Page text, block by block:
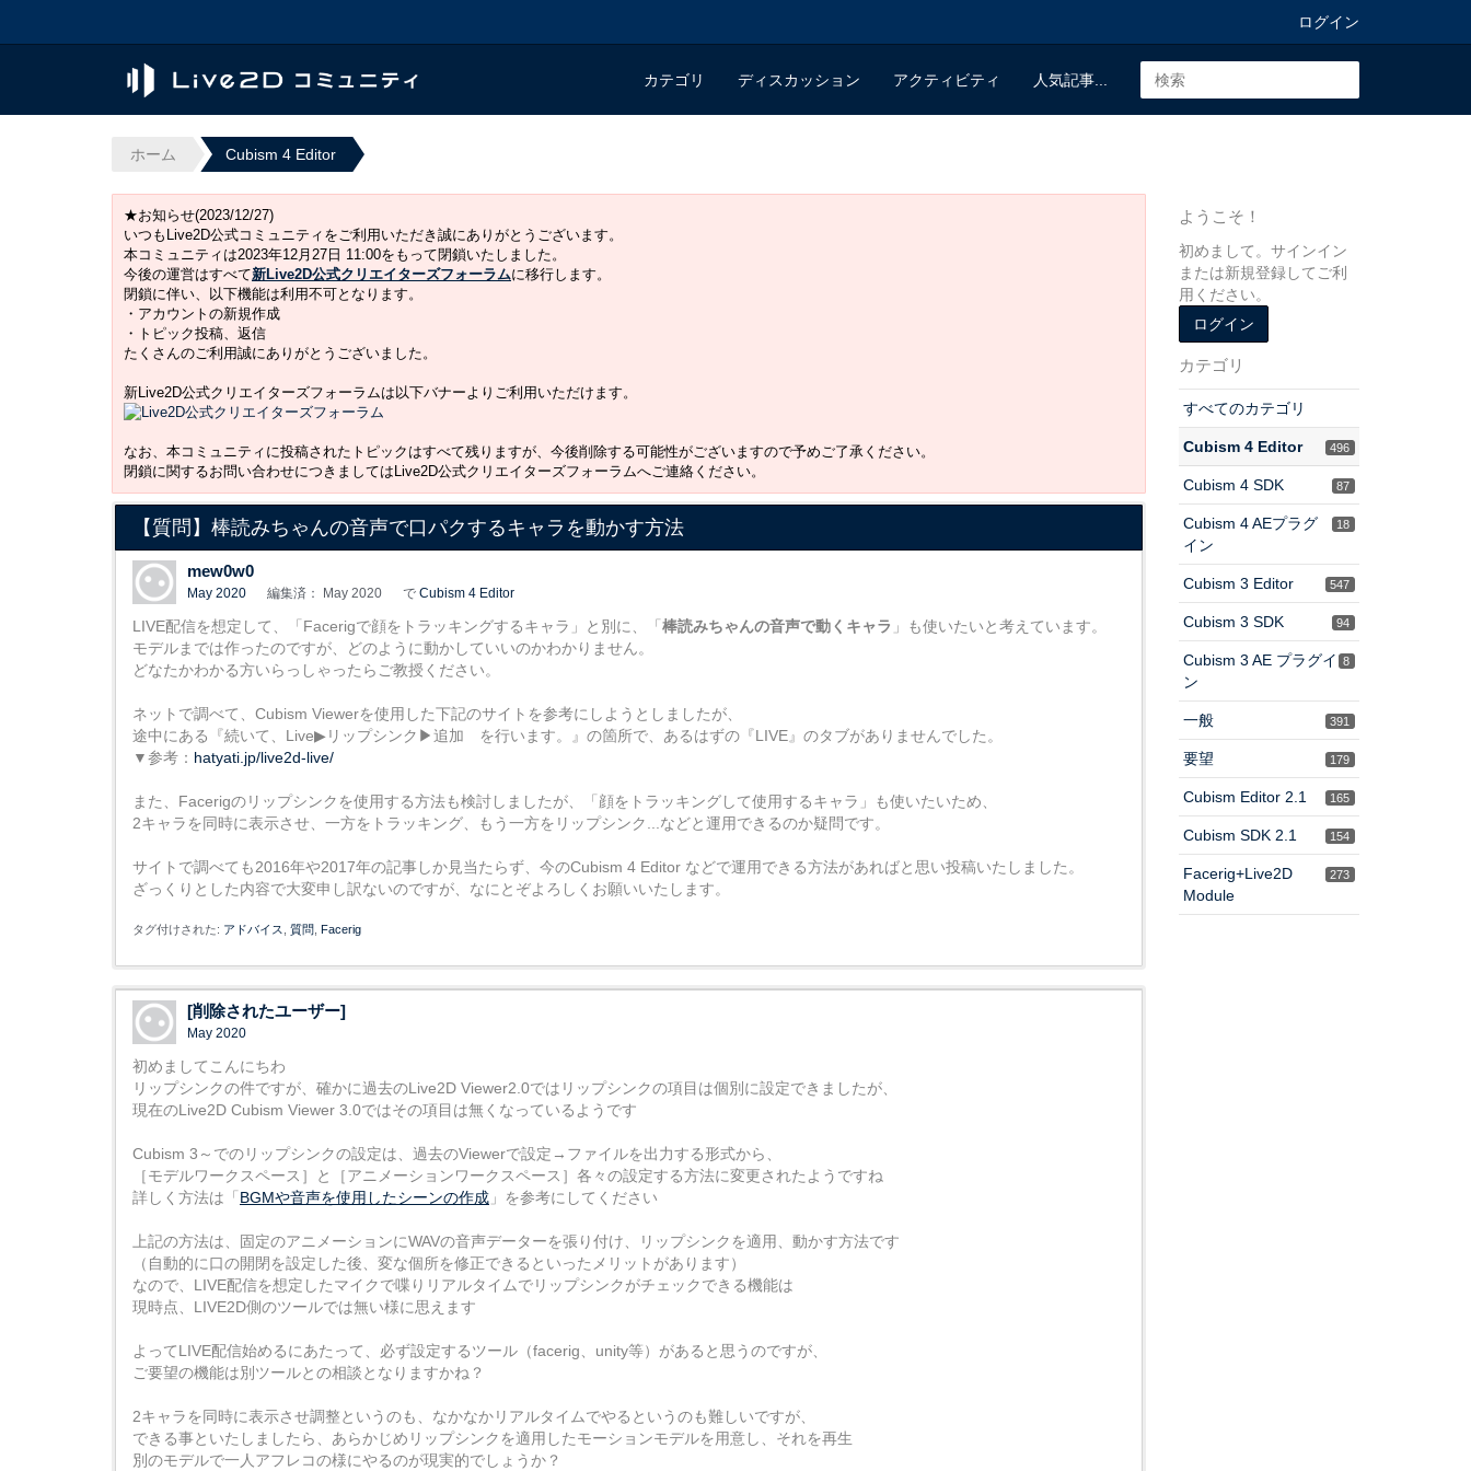
ログイン
カテゴリ ディスカッション アクティビティ 人気記事...
ホーム Cubism 4 Editor
★お知らせ(2023/12/27)
いつもLive2D公式コミュニティをご利用いただき誠にありがとうございます。
本コミュニティは2023年12月27日 11:00をもって閉鎖いたしました。
今後の運営はすべて新Live2D公式クリエイターズフォーラムに移行します。
閉鎖に伴い、以下機能は利用不可となります。
・アカウントの新規作成
・トピック投稿、返信
たくさんのご利用誠にありがとうございました。
新Live2D公式クリエイターズフォーラムは以下バナーよりご利用いただけます。
なお、本コミュニティに投稿されたトピックはすべて残りますが、今後削除する可能性がございますので予めご了承ください。
閉鎖に関するお問い合わせにつきましてはLive2D公式クリエイターズフォーラムへご連絡ください。
【質問】棒読みちゃんの音声で口パクするキャラを動かす方法
mew0w0
May 2020 編集済： May 2020 で Cubism 4 Editor
LIVE配信を想定して、「Facerigで顔をトラッキングするキャラ」と別に、「 棒読みちゃんの音声で動くキャラ 」も使いたいと考えています。
モデルまでは作ったのですが、どのように動かしていいのかわかりません。
どなたかわかる方いらっしゃったらご教授ください。
ネットで調べて、Cubism Viewerを使用した下記のサイトを参考にしようとしましたが、
途中にある『続いて、Live▶リップシンク▶追加 を行います。』の箇所で、あるはずの『LIVE』のタブがありませんでした。
▼参考： hatyati.jp/live2d-live/
また、Facerigのリップシンクを使用する方法も検討しましたが、「顔をトラッキングして使用するキャラ」も使いたいため、
2キャラを同時に表示させ、一方をトラッキング、もう一方をリップシンク...などと運用できるのか疑問です。
サイトで調べても2016年や2017年の記事しか見当たらず、今のCubism 4 Editor などで運用できる方法があればと思い投稿いたしました。
ざっくりとした内容で大変申し訳ないのですが、なにとぞよろしくお願いいたします。
タグ付けされた: アドバイス 質問 Facerig
[削除されたユーザー]
May 2020
初めましてこんにちわ
リップシンクの件ですが、確かに過去のLive2D Viewer2.0ではリップシンクの項目は個別に設定できましたが、
現在のLive2D Cubism Viewer 3.0ではその項目は無くなっているようです
Cubism 3～でのリップシンクの設定は、過去のViewerで設定→ファイルを出力する形式から、
［モデルワークスペース］と［アニメーションワークスペース］各々の設定する方法に変更されたようですね
詳しく方法は「 BGMや音声を使用したシーンの作成 」を参考にしてください
上記の方法は、固定のアニメーションにWAVの音声データーを張り付け、リップシンクを適用、動かす方法です
（自動的に口の開閉を設定した後、変な個所を修正できるといったメリットがあります）
なので、LIVE配信を想定したマイクで喋りリアルタイムでリップシンクがチェックできる機能は
現時点、LIVE2D側のツールでは無い様に思えます
よってLIVE配信始めるにあたって、必ず設定するツール（facerig、unity等）があると思うのですが、
ご要望の機能は別ツールとの相談となりますかね？
2キャラを同時に表示させ調整というのも、なかなかリアルタイムでやるというのも難しいですが、
できる事といたしましたら、あらかじめリップシンクを適用したモーションモデルを用意し、それを再生
別のモデルで一人アフレコの様にやるのが現実的でしょうか？
ようこそ！
初めまして。サインイン
または新規登録してご利
用ください。
ログイン
カテゴリ
すべてのカテゴリ
496
Cubism 4 Editor
87
Cubism 4 SDK
18
Cubism 4 AEプラグ
イン
547
Cubism 3 Editor
94
Cubism 3 SDK
8
Cubism 3 AE プラグイ
ン
391
一般
179
要望
165
Cubism Editor 2.1
154
Cubism SDK 2.1
273
Facerig+Live2D
Module